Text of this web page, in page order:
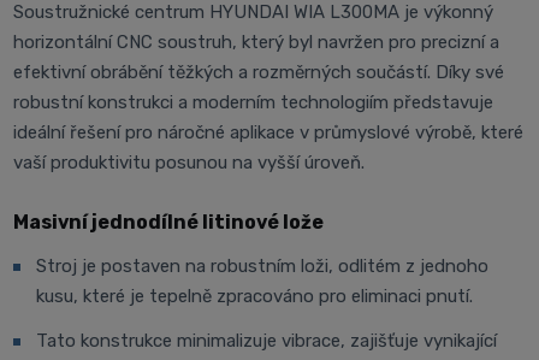
Soustružnické centrum HYUNDAI WIA L300MA je výkonný
horizontální CNC soustruh, který byl navržen pro precizní a
efektivní obrábění těžkých a rozměrných součástí. Díky své
robustní konstrukci a moderním technologiím představuje
ideální řešení pro náročné aplikace v průmyslové výrobě, které
vaší produktivitu posunou na vyšší úroveň.
Masivní jednodílné litinové lože
Stroj je postaven na robustním loži, odlitém z jednoho
kusu, které je tepelně zpracováno pro eliminaci pnutí.
Tato konstrukce minimalizuje vibrace, zajišťuje vynikající